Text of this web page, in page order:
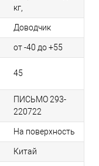
кг,
Доводчик
от -40 до +55
45
ПИСЬМО 293-
220722
На поверхность
Китай